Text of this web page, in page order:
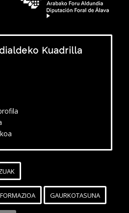
Kuadrilla
GAURKOTASUNA